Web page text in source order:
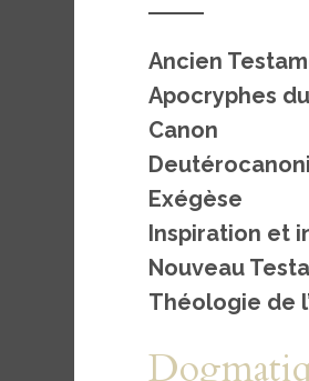
Ancien
Apocryphes
Canon
Exégèse
Inspiration et
Nouveau
Théologie de